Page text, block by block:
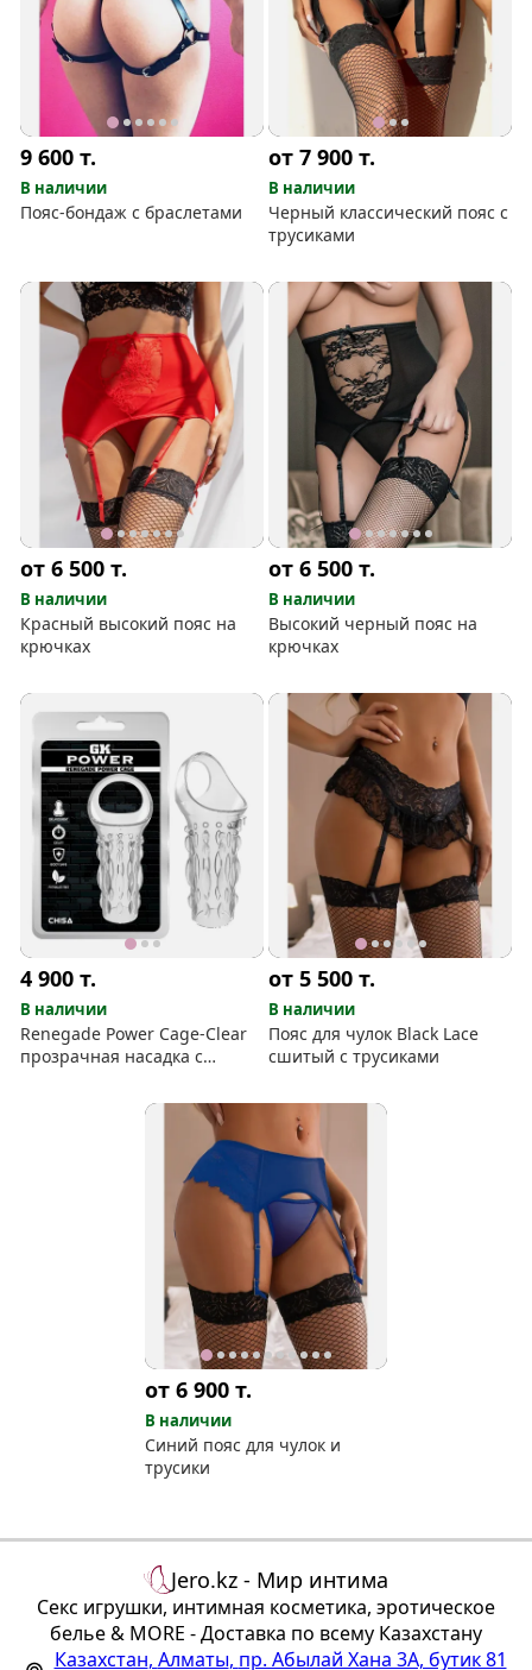
9 600т.
В наличии
Пояс-бондаж с браслетами
от 7 900т.
В наличии
Черный классический пояс с
трусиками
от 6 500т.
В наличии
Красный высокий пояс на
крючках
от 6 500т.
В наличии
Высокий черный пояс на
крючках
4 900т.
В наличии
Renegade Power Cage-Clear
прозрачная насадка с
подхватом мошонки
от 5 500т.
В наличии
Пояс для чулок Black Lace
сшитый с трусиками
от 6 900 т.
В наличии
Синий пояс для чулок и
трусики
Jero.kz - Мир интима
Секс игрушки, интимная косметика, эротическое
белье & MORE - Доставка по всему Казахстану
Казахстан, Алматы, пр. Абылай Хана 3А, бутик 81